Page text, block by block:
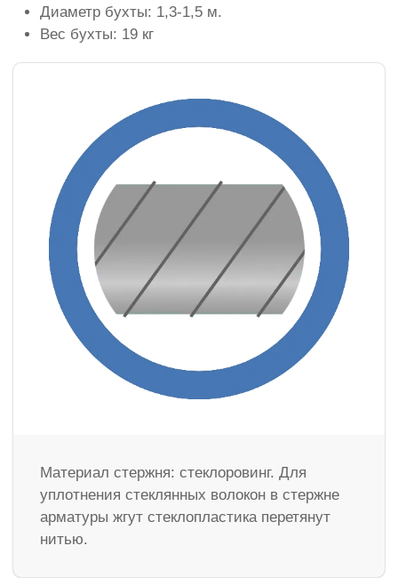
Диаметр бухты: 1,3-1,5 м.
Вес бухты: 19 кг
Материал стержня: стеклоровинг. Для
уплотнения стеклянных волокон в стержне
арматуры жгут стеклопластика перетянут
нитью.